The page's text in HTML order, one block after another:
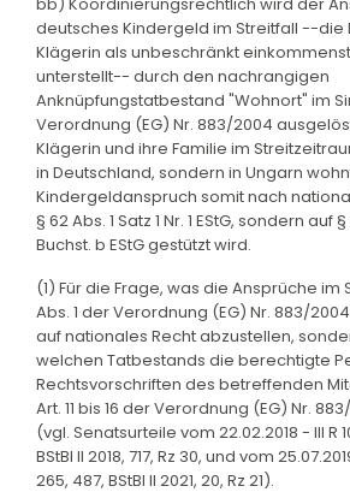
deutsches Kindergeld im Streitfall --die
Klägerin als unbeschränkt
unterstellt-- durch den nachrangigen
Anknüpfungstatbestand "Wohnort" im
Verordnung (EG) Nr. 883/2004
Klägerin und ihre Familie im
in Deutschland, sondern in Ungarn
Kindergeldanspruch somit nach
§ 62 Abs. 1 Satz 1 Nr. 1 EStG, sondern auf
Buchst. b EStG gestützt wird.
(1) Für die Frage, was die Ansprüche im
Abs. 1 der Verordnung (EG) Nr. 883/
auf nationales Recht abzustellen,
welchen Tatbestands die berechtigte
Rechtsvorschriften des betreffenden
Art. 11 bis 16 der Verordnung (EG) Nr.
(vgl. Senatsurteile vom 22.02.2018 - III R
BStBl II 2018, 717, Rz 30, und vom
265, 487, BStBl II 2021, 20, Rz 21).